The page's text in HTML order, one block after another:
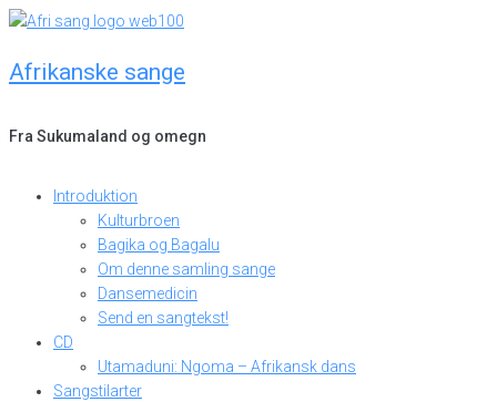
Skip
content
Afrikanske sange
Fra Sukumaland og omegn
Introduktion
Kulturbroen
Bagika og Bagalu
Om denne samling sange
Dansemedicin
Send en sangtekst!
CD
Utamaduni: Ngoma – Afrikansk dans
Sangstilarter